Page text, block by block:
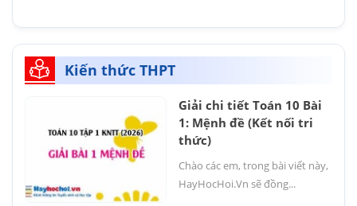
Kiến thức THPT
Giải chi tiết Toán 10 Bài
1: Mệnh đề (Kết nối tri
thức)
Chào các em, trong bài viết này,
HayHocHoi.Vn sẽ đồng...